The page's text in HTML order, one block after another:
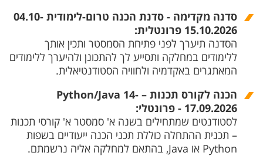
סדנה מקדימה - סדנת הכנה טרום-לימודית 04.10-
15.10.2026 פרונטלית:
הסדנה תיערך לפני פתיחת הסמסטר ותכין אותך
ללימודים במחלקה ותסייע לך להתכונן ולהיערך ללימודים
המאתגרים באקדמיה ולחוויה הסטודנטיאלית.
הכנה לקורס תכנות – Python/Java 14-
17.09.2026 - פרונטלי:
לסטודנטים שמתחילים בשנה א' סמסטר א' קורסי תכנות
– תכנית ההתחלה כוללת תכני הכנה ייעודיים בשפות
Python או Java, בהתאם למחלקה אליה נרשמתם.